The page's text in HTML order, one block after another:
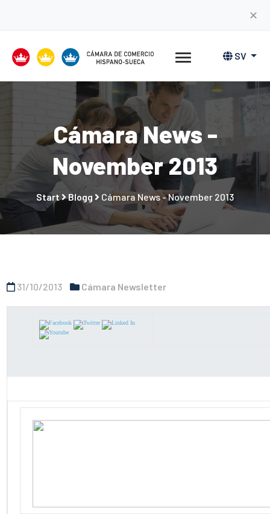
✕
SV
Cámara News -
November 2013
Start Blogg Cámara News - November 2013
31/10/2013 Cámara Newsletter